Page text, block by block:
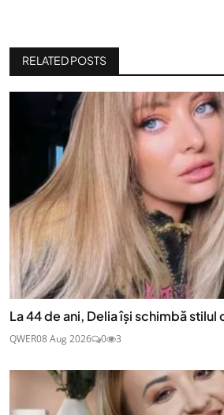
RELATED POSTS
La 44 de ani, Delia își schimbă stilul
QWER08 Aug 2026 0 3